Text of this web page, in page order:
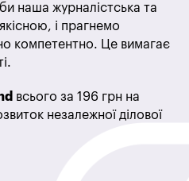
наша журналістська та
і прагнемо
компетентно. Це вимагає
всього за 196 грн на
незалежної ділової